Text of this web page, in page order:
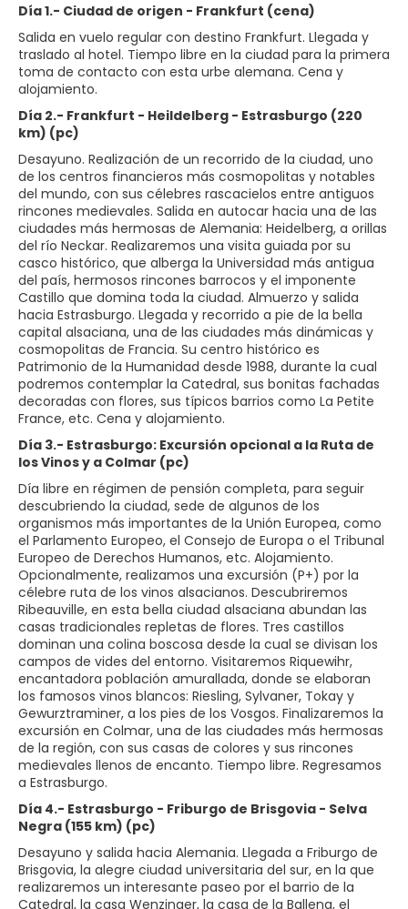
Día 1.- Ciudad de origen - Frankfurt (cena)
Salida en vuelo regular con destino Frankfurt. Llegada y
traslado al hotel. Tiempo libre en la ciudad para la primera
toma de contacto con esta urbe alemana. Cena y
alojamiento.
Día 2.- Frankfurt - Heildelberg - Estrasburgo (220
km) (pc)
Desayuno. Realización de un recorrido de la ciudad, uno
de los centros financieros más cosmopolitas y notables
del mundo, con sus célebres rascacielos entre antiguos
rincones medievales. Salida en autocar hacia una de las
ciudades más hermosas de Alemania: Heidelberg, a orillas
del río Neckar. Realizaremos una visita guiada por su
casco histórico, que alberga la Universidad más antigua
del país, hermosos rincones barrocos y el imponente
Castillo que domina toda la ciudad. Almuerzo y salida
hacia Estrasburgo. Llegada y recorrido a pie de la bella
capital alsaciana, una de las ciudades más dinámicas y
cosmopolitas de Francia. Su centro histórico es
Patrimonio de la Humanidad desde 1988, durante la cual
podremos contemplar la Catedral, sus bonitas fachadas
decoradas con flores, sus típicos barrios como La Petite
France, etc. Cena y alojamiento.
Día 3.- Estrasburgo: Excursión opcional a la Ruta de
los Vinos y a Colmar (pc)
Día libre en régimen de pensión completa, para seguir
descubriendo la ciudad, sede de algunos de los
organismos más importantes de la Unión Europea, como
el Parlamento Europeo, el Consejo de Europa o el Tribunal
Europeo de Derechos Humanos, etc. Alojamiento.
Opcionalmente, realizamos una excursión (P+) por la
célebre ruta de los vinos alsacianos. Descubriremos
Ribeauville, en esta bella ciudad alsaciana abundan las
casas tradicionales repletas de flores. Tres castillos
dominan una colina boscosa desde la cual se divisan los
campos de vides del entorno. Visitaremos Riquewihr,
encantadora población amurallada, donde se elaboran
los famosos vinos blancos: Riesling, Sylvaner, Tokay y
Gewurztraminer, a los pies de los Vosgos. Finalizaremos la
excursión en Colmar, una de las ciudades más hermosas
de la región, con sus casas de colores y sus rincones
medievales llenos de encanto. Tiempo libre. Regresamos
a Estrasburgo.
Día 4.- Estrasburgo - Friburgo de Brisgovia - Selva
Negra (155 km) (pc)
Desayuno y salida hacia Alemania. Llegada a Friburgo de
Brisgovia, la alegre ciudad universitaria del sur, en la que
realizaremos un interesante paseo por el barrio de la
Catedral, la casa Wenzinger, la casa de la Ballena, el